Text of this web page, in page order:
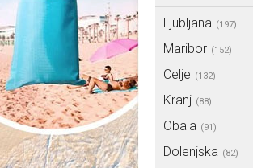
Ljubljana (197)
Maribor (152)
Celje (132)
Kranj (88)
Obala (91)
Dolenjska (82)